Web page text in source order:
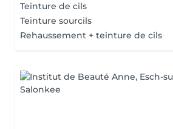
Teinture de cils
Teinture sourcils
Rehaussement + teinture de cils